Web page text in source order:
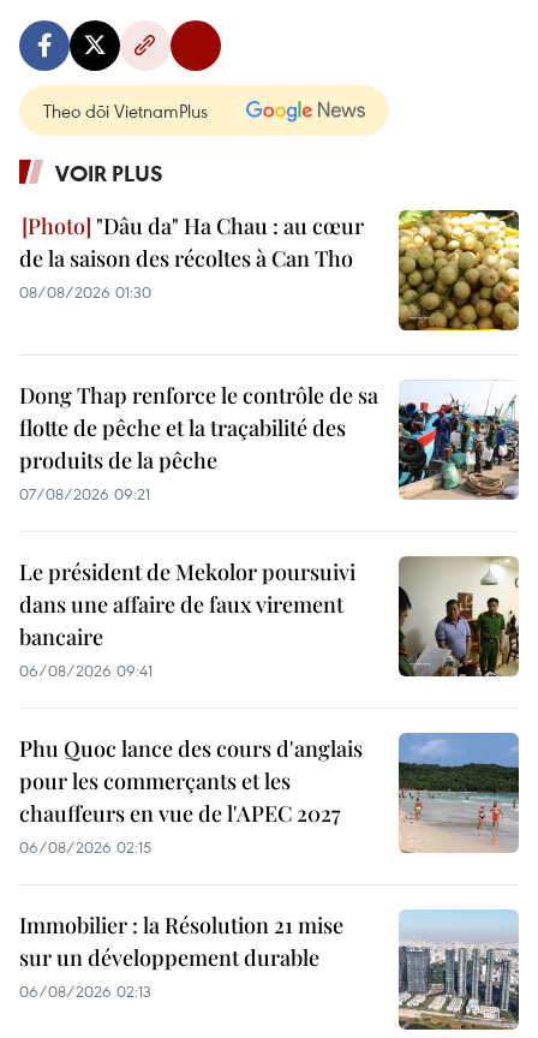
Theo dõi VietnamPlus
VOIR PLUS
"Dâu da" Ha Chau : au cœur
de la saison des récoltes à Can Tho
08/08/2026 01:30
Dong Thap renforce le contrôle de sa
flotte de pêche et la traçabilité des
produits de la pêche
07/08/2026 09:21
Le président de Mekolor poursuivi
dans une affaire de faux virement
bancaire
06/08/2026 09:41
Phu Quoc lance des cours d'anglais
pour les commerçants et les
chauffeurs en vue de l'APEC 2027
06/08/2026 02:15
Immobilier : la Résolution 21 mise
sur un développement durable
06/08/2026 02:13